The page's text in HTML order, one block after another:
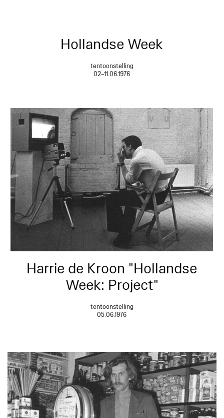
Hollandse Week
tentoonstelling
02–11.06.1976
Harrie de Kroon "Hollandse
Week: Project"
tentoonstelling
05.06.1976